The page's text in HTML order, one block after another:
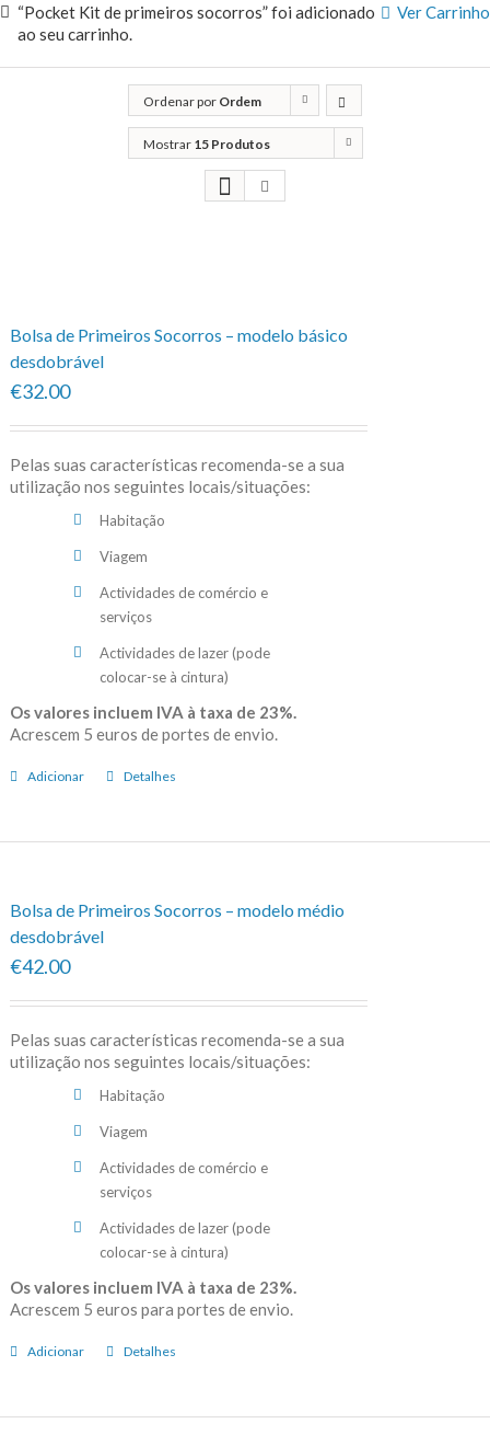
Ver Carrinho
“Pocket Kit de primeiros socorros” foi adicionado
ao seu carrinho.
Ordenar por Ordem
predefinida
Mostrar 15 Produtos
Bolsa de Primeiros Socorros – modelo básico
desdobrável
€32.00
Pelas suas características recomenda-se a sua
utilização nos seguintes locais/situações:
Habitação
Viagem
Actividades de comércio e
serviços
Actividades de lazer (pode
colocar-se à cintura)
Os valores incluem IVA à taxa de 23%.
Acrescem 5 euros de portes de envio.
Adicionar Detalhes
Bolsa de Primeiros Socorros – modelo médio
desdobrável
€42.00
Pelas suas características recomenda-se a sua
utilização nos seguintes locais/situações:
Habitação
Viagem
Actividades de comércio e
serviços
Actividades de lazer (pode
colocar-se à cintura)
Os valores incluem IVA à taxa de 23%.
Acrescem 5 euros para portes de envio.
Adicionar Detalhes